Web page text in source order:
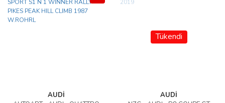
AUDİ
Tükendi
AUDİ